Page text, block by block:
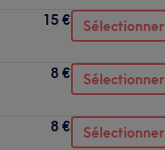
15 € Sélectionner
8 € Sélectionner
8 € Sélectionner